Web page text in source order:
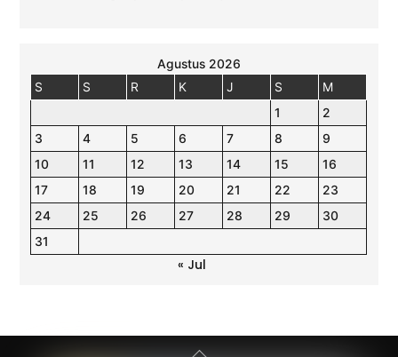
Agustus 2026
S
S R K J S
M
1
2
3
4 5 6 7 8
9
10
11 12 13 14 15
16
17
18 19 20 21 22
23
24
25 26 27 28 29
30
31
« Jul
Back